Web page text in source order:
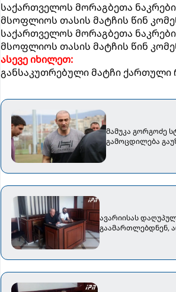
საქართველოს მორაგბეთა
მსოფლიოს თასის მატჩის წინ
საქართველოს მორაგბეთა
მსოფლიოს თასის მატჩის წინ
ასევე იხილეთ:
განსაკუთრებული მატჩი ქართული
მამუკა გორგოძე
გამოცდილება
ავარიისას
გაამართლებდნენ,